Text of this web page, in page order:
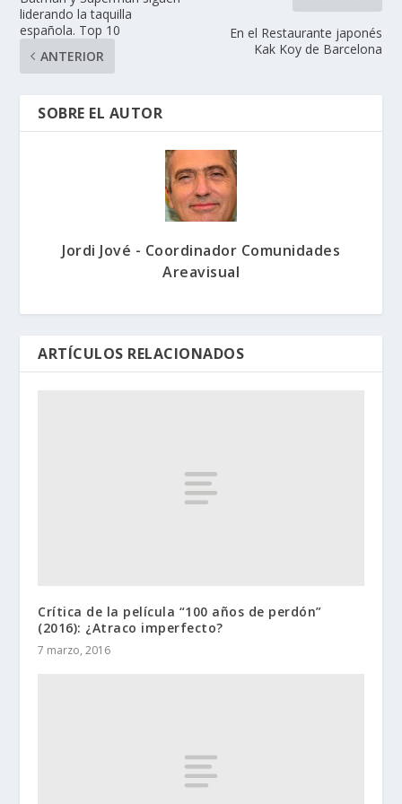
liderando la taquilla
española. Top 10
ANTERIOR
En el Restaurante japonés
Kak Koy de Barcelona
SOBRE EL AUTOR
Jordi Jové - Coordinador Comunidades
Areavisual
ARTÍCULOS RELACIONADOS
Crítica de la película “100 años de perdón”
(2016): ¿Atraco imperfecto?
7 marzo, 2016